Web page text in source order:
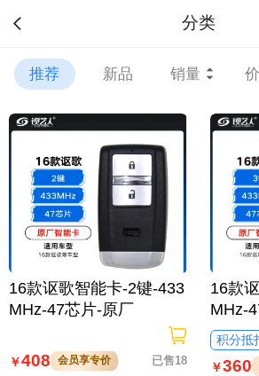
分类
推荐 新品 销量
16款讴歌智能卡-2键-433
MHz-47芯片-原厂
￥408 会员享专价 已售18
16款
MHz-
积分抵
￥360